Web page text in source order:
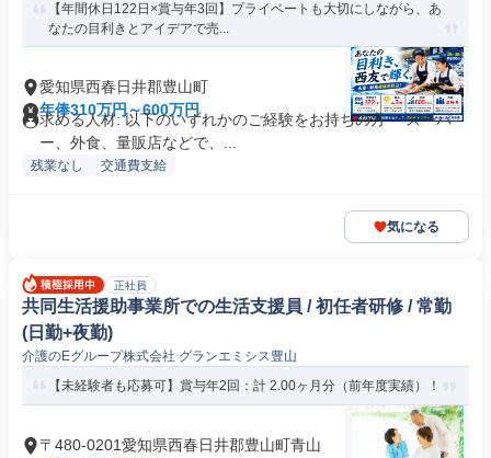
【年間休日122日×賞与年3回】プライベートも大切にしながら、あ
なたの目利きとアイデアで売...
愛知県西春日井郡豊山町
年俸310万円～600万円
求める人材: 以下のいずれかのご経験をお持ちの方 ・スーパ
ー、外食、量販店などで、...
残業なし 交通費支給
気になる
正社員
共同生活援助事業所での生活支援員 / 初任者研修 / 常勤
(日勤+夜勤)
介護のEグループ株式会社 グランエミシス豊山
【未経験者も応募可】賞与年2回：計 2.00ヶ月分（前年度実績）！
〒480-0201愛知県西春日井郡豊山町青山